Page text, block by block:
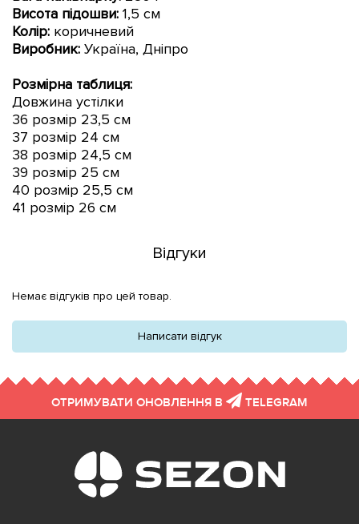
Висота підошви: 1,5 см
Колір: коричневий
Виробник: Україна, Дніпро
Розмірна таблиця:
Довжина устілки
36 розмір 23,5 см
37 розмір 24 см
38 розмір 24,5 см
39 розмір 25 см
40 розмір 25,5 см
41 розмір 26 см
Відгуки
Немає відгуків про цей товар.
Написати відгук
ОТРИМУВАТИ ОНОВЛЕННЯ В TELEGRAM